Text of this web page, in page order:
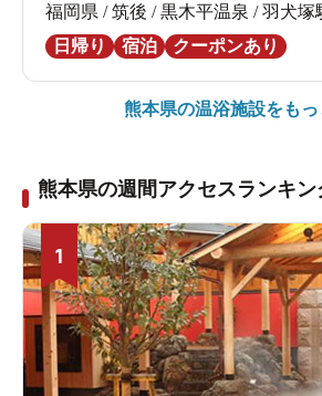
福岡県 / 筑後 / 黒木平温泉 / 羽犬塚
日帰り
宿泊 クーポンあり
熊本県の温浴施設をもっ
熊本県の週間アクセスランキン
1